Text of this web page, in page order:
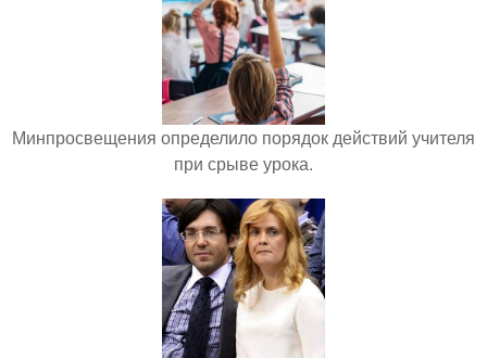
Минпросвещения определило порядок действий учителя
при срыве урока.